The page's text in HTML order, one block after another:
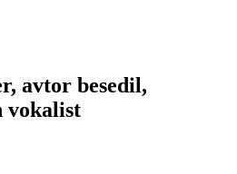
avtor besedil,
vokalist